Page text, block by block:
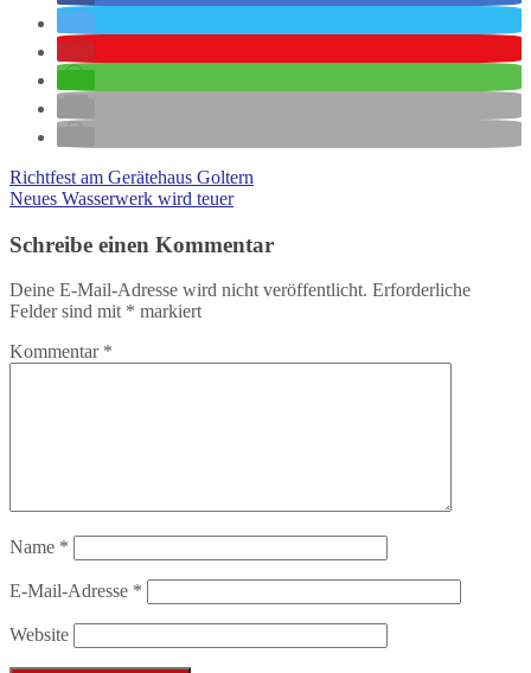
Richtfest am Gerätehaus Goltern
Neues Wasserwerk wird teuer
Schreibe einen Kommentar
Deine E-Mail-Adresse wird nicht veröffentlicht. Erforderliche
Felder sind mit * markiert
Kommentar *
Name *
E-Mail-Adresse *
Website